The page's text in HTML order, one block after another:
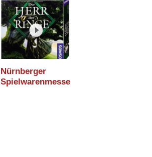
(Kosmos) /
Nürnberger
Spielwarenmesse
2023
Nürnberger
Spielwarenmesse